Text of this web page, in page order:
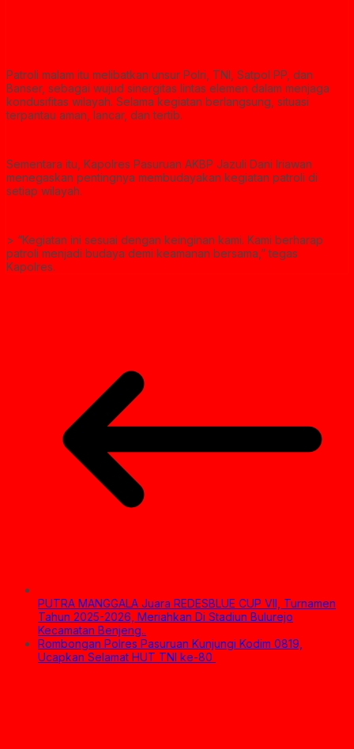
Patroli malam itu melibatkan unsur Polri, TNI, Satpol PP, dan
Banser, sebagai wujud sinergitas lintas elemen dalam menjaga
kondusifitas wilayah. Selama kegiatan berlangsung, situasi
terpantau aman, lancar, dan tertib.
Sementara itu, Kapolres Pasuruan AKBP Jazuli Dani Iriawan
menegaskan pentingnya membudayakan kegiatan patroli di
setiap wilayah.
> “Kegiatan ini sesuai dengan keinginan kami. Kami berharap
patroli menjadi budaya demi keamanan bersama,” tegas
Kapolres.
PUTRA MANGGALA Juara REDESBLUE CUP VII, Turnamen
Tahun 2025-2026, Meriahkan Di Stadiun Bulurejo
Kecamatan Benjeng..
Rombongan Polres Pasuruan Kunjungi Kodim 0819,
Ucapkan Selamat HUT TNI ke-80